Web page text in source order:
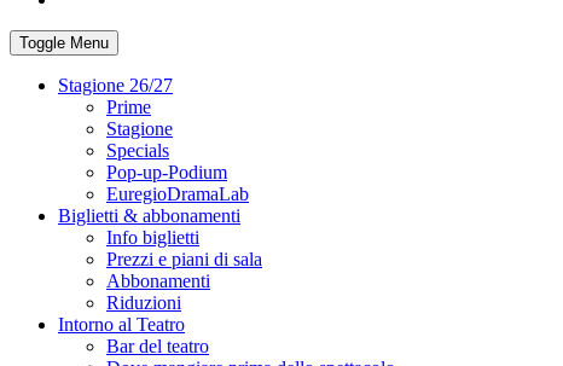
Toggle Menu
Stagione 26/27
Prime
Stagione
Specials
Pop-up-Podium
EuregioDramaLab
Biglietti & abbonamenti
Info biglietti
Prezzi e piani di sala
Abbonamenti
Riduzioni
Intorno al Teatro
Bar del teatro